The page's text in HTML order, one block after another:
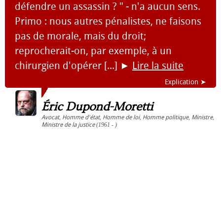
défendre un assassin ? " - n'a aucun sens.
Primo : nous autres pénalistes, ne faisons
pas de morale, mais du droit;
reprocherait-on, par exemple, à un
chirurgien d'opérer [...] ► Lire la suite
Explication ➤
Éric Dupond-Moretti
Avocat, Homme d'état, Homme de loi, Homme politique, Ministre,
Ministre de la justice(1961 - )